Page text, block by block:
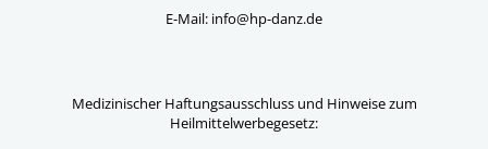
E-Mail: info@hp-danz.de
Medizinischer Haftungsausschluss und Hinweise zum
Heilmittelwerbegesetz: